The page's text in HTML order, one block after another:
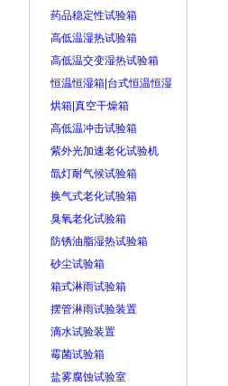
药品稳定性试验箱
高低温湿热试验箱
高低温交变湿热试验箱
恒温恒湿箱|台式恒温恒湿
烘箱|真空干燥箱
高低温冲击试验箱
紫外光加速老化试验机
氙灯耐气候试验箱
换气式老化试验箱
臭氧老化试验箱
防锈油脂湿热试验箱
砂尘试验箱
箱式淋雨试验箱
摆管淋雨试验装置
滴水试验装置
霉菌试验箱
盐雾腐蚀试验室